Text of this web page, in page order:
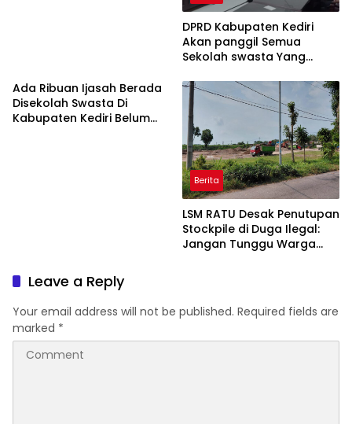
DPRD Kabupaten Kediri
Akan panggil Semua
Sekolah swasta Yang
Ada Ribuan Ijasah Berada
Disekolah Swasta Di
Kabupaten Kediri Belum
Berita
LSM RATU Desak Penutupan
Stockpile di Duga Ilegal:
Jangan Tunggu Warga
Leave a Reply
Your email address will not be published. Required fields are
marked *